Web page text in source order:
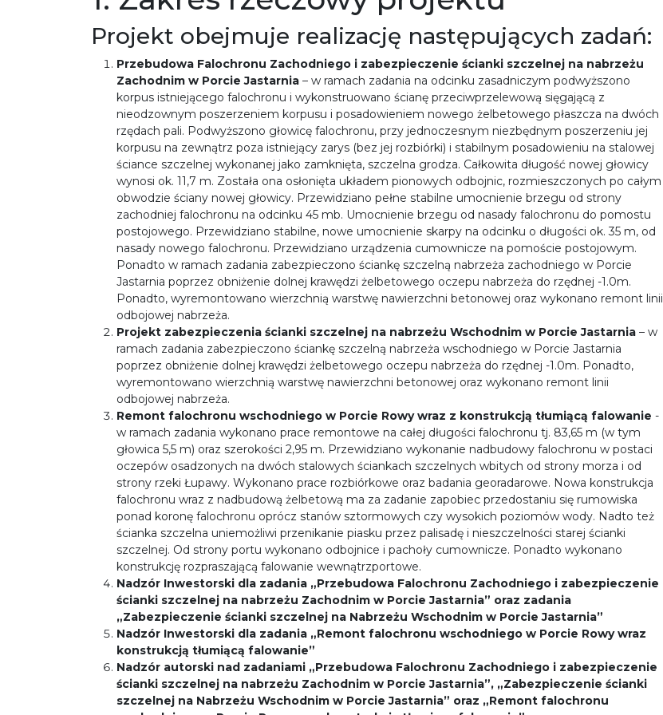
Projekt obejmuje realizację następujących zadań:
Przebudowa Falochronu Zachodniego i zabezpieczenie ścianki szczelnej na nabrzeżu
Zachodnim w Porcie Jastarnia – w ramach zadania na odcinku zasadniczym podwyższono
korpus istniejącego falochronu i wykonstruowano ścianę przeciwprzelewową sięgającą z
nieodzownym poszerzeniem korpusu i posadowieniem nowego żelbetowego płaszcza na dwóch
rzędach pali. Podwyższono głowicę falochronu, przy jednoczesnym niezbędnym poszerzeniu jej
korpusu na zewnątrz poza istniejący zarys (bez jej rozbiórki) i stabilnym posadowieniu na stalowej
ściance szczelnej wykonanej jako zamknięta, szczelna grodza. Całkowita długość nowej głowicy
wynosi ok. 11,7 m. Została ona osłonięta układem pionowych odbojnic, rozmieszczonych po całym
obwodzie ściany nowej głowicy. Przewidziano pełne stabilne umocnienie brzegu od strony
zachodniej falochronu na odcinku 45 mb. Umocnienie brzegu od nasady falochronu do pomostu
postojowego. Przewidziano stabilne, nowe umocnienie skarpy na odcinku o długości ok. 35 m, od
nasady nowego falochronu. Przewidziano urządzenia cumownicze na pomoście postojowym.
Ponadto w ramach zadania zabezpieczono ściankę szczelną nabrzeża zachodniego w Porcie
Jastarnia poprzez obniżenie dolnej krawędzi żelbetowego oczepu nabrzeża do rzędnej -1.0m.
Ponadto, wyremontowano wierzchnią warstwę nawierzchni betonowej oraz wykonano remont linii
odbojowej nabrzeża.
Projekt zabezpieczenia ścianki szczelnej na nabrzeżu Wschodnim w Porcie Jastarnia – w
ramach zadania zabezpieczono ściankę szczelną nabrzeża wschodniego w Porcie Jastarnia
poprzez obniżenie dolnej krawędzi żelbetowego oczepu nabrzeża do rzędnej -1.0m. Ponadto,
wyremontowano wierzchnią warstwę nawierzchni betonowej oraz wykonano remont linii
odbojowej nabrzeża.
Remont falochronu wschodniego w Porcie Rowy wraz z konstrukcją tłumiącą falowanie -
w ramach zadania wykonano prace remontowe na całej długości falochronu tj. 83,65 m (w tym
głowica 5,5 m) oraz szerokości 2,95 m. Przewidziano wykonanie nadbudowy falochronu w postaci
oczepów osadzonych na dwóch stalowych ściankach szczelnych wbitych od strony morza i od
strony rzeki Łupawy. Wykonano prace rozbiórkowe oraz badania georadarowe. Nowa konstrukcja
falochronu wraz z nadbudową żelbetową ma za zadanie zapobiec przedostaniu się rumowiska
ponad koronę falochronu oprócz stanów sztormowych czy wysokich poziomów wody. Nadto też
ścianka szczelna uniemożliwi przenikanie piasku przez palisadę i nieszczelności starej ścianki
szczelnej. Od strony portu wykonano odbojnice i pachoły cumownicze. Ponadto wykonano
konstrukcję rozpraszającą falowanie wewnątrzportowe.
Nadzór Inwestorski dla zadania „Przebudowa Falochronu Zachodniego i zabezpieczenie
ścianki szczelnej na nabrzeżu Zachodnim w Porcie Jastarnia” oraz zadania
„Zabezpieczenie ścianki szczelnej na Nabrzeżu Wschodnim w Porcie Jastarnia”
Nadzór Inwestorski dla zadania „Remont falochronu wschodniego w Porcie Rowy wraz
konstrukcją tłumiącą falowanie”
Nadzór autorski nad zadaniami „Przebudowa Falochronu Zachodniego i zabezpieczenie
ścianki szczelnej na nabrzeżu Zachodnim w Porcie Jastarnia”, „Zabezpieczenie ścianki
szczelnej na Nabrzeżu Wschodnim w Porcie Jastarnia” oraz „Remont falochronu